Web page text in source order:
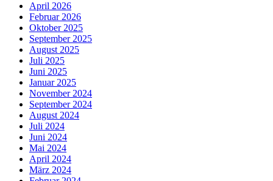
April 2026
Februar 2026
Oktober 2025
September 2025
August 2025
Juli 2025
Juni 2025
Januar 2025
November 2024
September 2024
August 2024
Juli 2024
Juni 2024
Mai 2024
April 2024
März 2024